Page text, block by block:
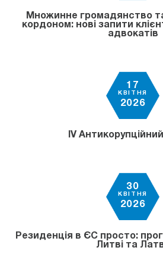
Множинне громадянство та
кордоном: нові запити
адвокатів
17
КВІТНЯ
2026
IV
30
КВІТНЯ
2026
Резиденція в ЄС просто:
Литві та